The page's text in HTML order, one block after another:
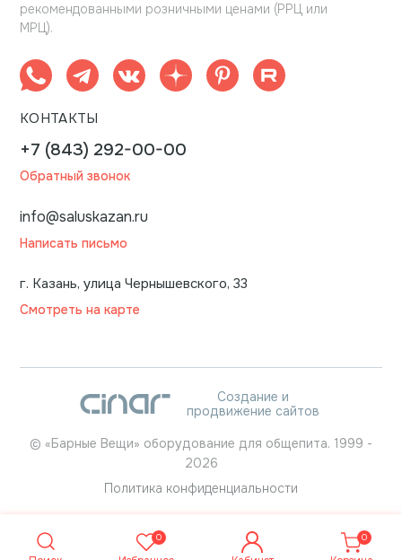
0 0
рекомендованными розничными ценами (РРЦ или
МРЦ).
КОНТАКТЫ
+7 (843) 292-00-00
Обратный звонок
info@saluskazan.ru
Написать письмо
г. Казань, улица Чернышевского, 33
Смотреть на карте
Создание и
продвижение сайтов
© «Барные Вещи» оборудование для общепита. 1999 -
2026
Политика конфиденциальности